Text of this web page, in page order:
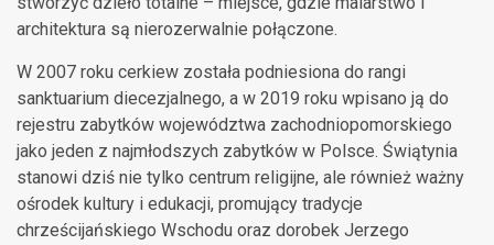
architektura są nierozerwalnie połączone.
W 2007 roku cerkiew została podniesiona do rangi
sanktuarium diecezjalnego, a w 2019 roku wpisano ją do
rejestru zabytków województwa zachodniopomorskiego
jako jeden z najmłodszych zabytków w Polsce. Świątynia
stanowi dziś nie tylko centrum religijne, ale również ważny
ośrodek kultury i edukacji, promujący tradycje
chrześcijańskiego Wschodu oraz dorobek Jerzego